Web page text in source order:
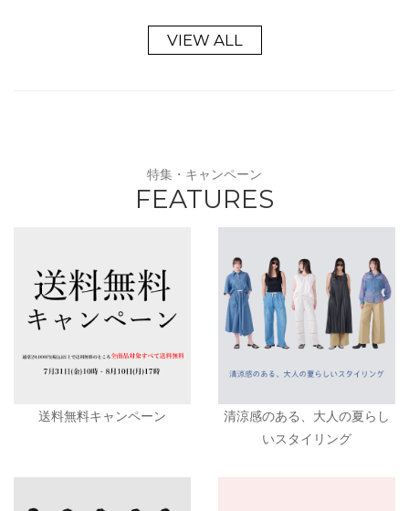
VIEW ALL
特集・キャンペーン
FEATURES
送料無料キャンペーン
清涼感のある、大人の夏らし
いスタイリング